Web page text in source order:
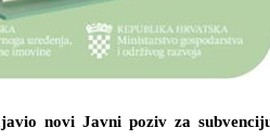
novi Javni poziv za